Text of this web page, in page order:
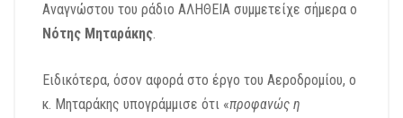
Αναγνώστου του ράδιο ΑΛΗΘΕΙΑ συμμετείχε σήμερα ο
Νότης Μηταράκης.
Ειδικότερα, όσον αφορά στο έργο του Αεροδρομίου, ο
κ. Μηταράκης υπογράμμισε ότι «προφανώς η